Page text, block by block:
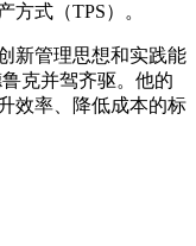
式（TPS）。
新管理思想和实践能
克并驾齐驱。他的
效率、降低成本的标